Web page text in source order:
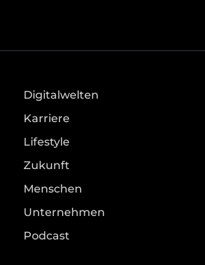
Digitalwelten
Karriere
Lifestyle
Zukunft
Menschen
Unternehmen
Podcast